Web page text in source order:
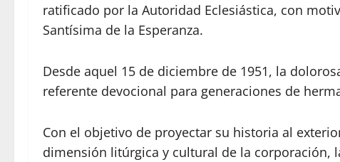
ratificado por la Autoridad Eclesiástica, con
Santísima de la Esperanza.
Desde aquel 15 de diciembre de 1951, la
referente devocional para generaciones de
Con el objetivo de proyectar su historia al
dimensión litúrgica y cultural de la corporación,